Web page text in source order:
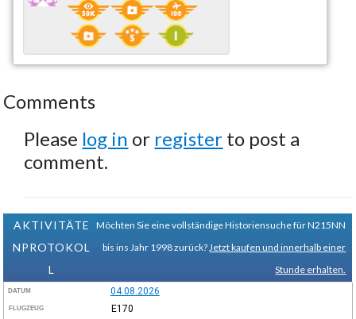
Comments
Please log in or register to post a
comment.
AKTIVITÄTE
NPROTOKOL
L
Möchten Sie eine vollständige Historiensuche für N215NN
bis ins Jahr 1998 zurück? Jetzt kaufen und innerhalb einer
Stunde erhalten.
DATUM 04.08.2026
FLUGZEUG E170